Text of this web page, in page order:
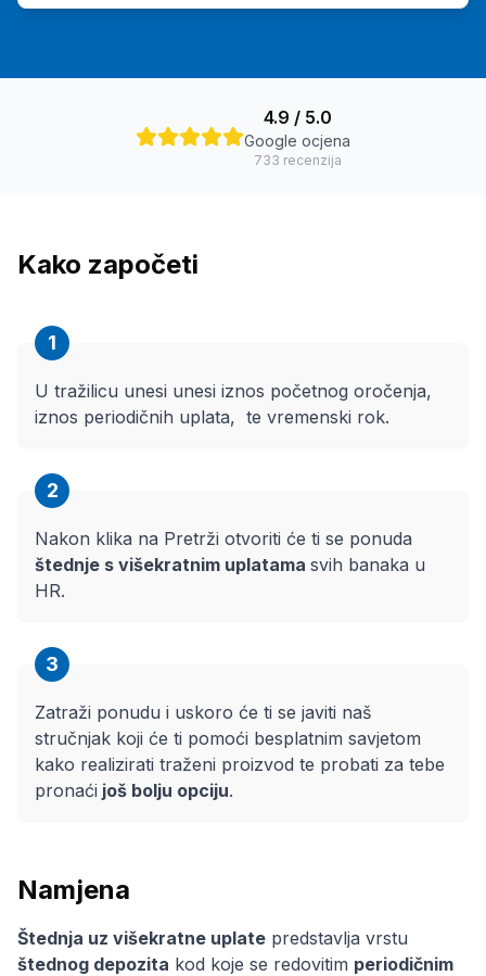
4.9 / 5.0
Google ocjena
733 recenzija
Kako započeti
1
U tražilicu unesi unesi iznos početnog oročenja,
iznos periodičnih uplata, te vremenski rok.
2
Nakon klika na Pretrži otvoriti će ti se ponuda
štednje s višekratnim uplatama svih banaka u
HR.
3
Zatraži ponudu i uskoro će ti se javiti naš
stručnjak koji će ti pomoći besplatnim savjetom
kako realizirati traženi proizvod te probati za tebe
pronaći još bolju opciju.
Namjena
Štednja uz višekratne uplate predstavlja vrstu
štednog depozita kod koje se redovitim periodičnim